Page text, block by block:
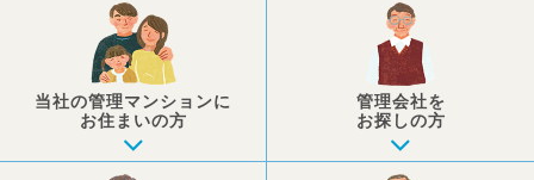
当社の管理マンションに
お住まいの方
管理会社を
お探しの方